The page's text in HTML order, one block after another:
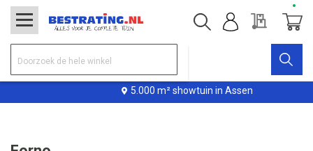
5.000 m² showtuin in Assen
Offerte